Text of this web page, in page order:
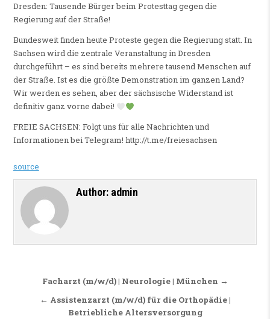
Dresden: Tausende Bürger beim Protesttag gegen die
Regierung auf der Straße!
Bundesweit finden heute Proteste gegen die Regierung statt. In
Sachsen wird die zentrale Veranstaltung in Dresden
durchgeführt – es sind bereits mehrere tausend Menschen auf
der Straße. Ist es die größte Demonstration im ganzen Land?
Wir werden es sehen, aber der sächsische Widerstand ist
definitiv ganz vorne dabei!
FREIE SACHSEN: Folgt uns für alle Nachrichten und
Informationen bei Telegram! http://t.me/freiesachsen
source
Author: admin
Beitragsnavigation
Facharzt (m/w/d) | Neurologie | München →
← Assistenzarzt (m/w/d) für die Orthopädie |
Betriebliche Altersversorgung